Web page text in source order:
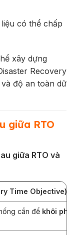
có thể chấp
xây dựng
Recovery
độ an toàn dữ
giữa RTO
giữa RTO và
Time Objective)
cần để khôi